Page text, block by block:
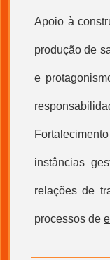
Apoio à
produção de
e
instâncias
relações de
processos de